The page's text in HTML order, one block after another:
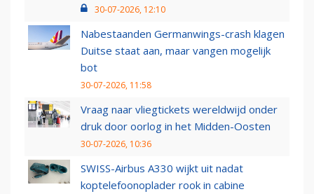
30-07-2026, 12:10
Nabestaanden Germanwings-crash klagen
Duitse staat aan, maar vangen mogelijk
bot
30-07-2026, 11:58
Vraag naar vliegtickets wereldwijd onder
druk door oorlog in het Midden-Oosten
30-07-2026, 10:36
SWISS-Airbus A330 wijkt uit nadat
koptelefoonoplader rook in cabine